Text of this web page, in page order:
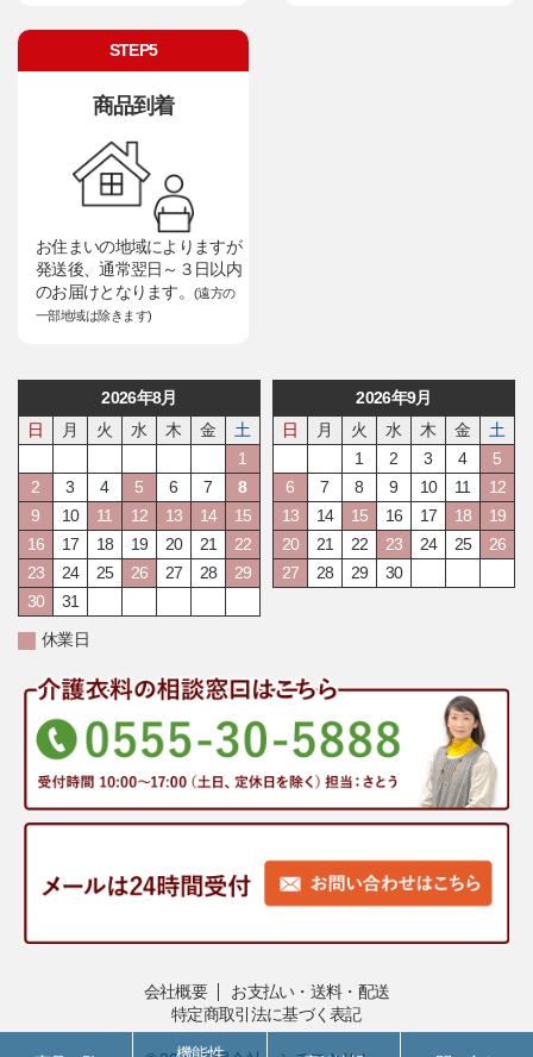
STEP5
商品到着
お住まいの地域によりますが
発送後、通常翌日～３日以内
のお届けとなります。
(遠方の
一部地域は除きます)
2026年8月
日
月 火 水 木 金
土
1
2
3 4 5 6 7
8
9
10 11 12 13 14
15
16
17 18 19 20 21
22
23
24 25 26 27 28
29
30
31
2026年9月
日
月 火 水 木 金
土
1
2 3 4
5
6
7 8 9 10 11
12
13
14 15 16 17 18
19
20
21 22 23 24 25
26
27
28 29 30
休業日
会社概要
お支払い・送料・配送
特定商取引法に基づく表記